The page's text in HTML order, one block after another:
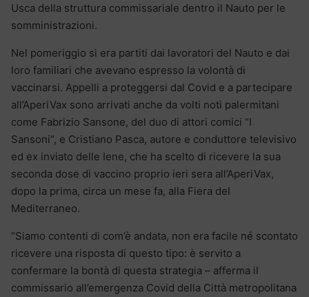
Usca della struttura commissariale dentro il Nauto per le
somministrazioni.
Nel pomeriggio si era partiti dai lavoratori del Nauto e dai
loro familiari che avevano espresso la volontà di
vaccinarsi. Appelli a proteggersi dal Covid e a partecipare
all’AperiVax sono arrivati anche da volti noti palermitani
come Fabrizio Sansone, del duo di attori comici “I
Sansoni”, e Cristiano Pasca, autore e conduttore televisivo
ed ex inviato delle Iene, che ha scelto di ricevere la sua
seconda dose di vaccino proprio ieri sera all’AperiVax,
dopo la prima, circa un mese fa, alla Fiera del
Mediterraneo.
“Siamo contenti di com’è andata, non era facile né scontato
ricevere una risposta di questo tipo: è servito a
confermare la bontà di questa strategia – afferma il
commissario all’emergenza Covid della Città metropolitana